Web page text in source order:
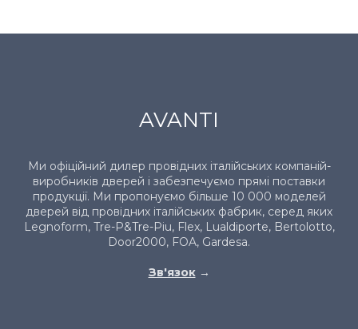
AVANTI
Ми офіційний дилер провідних італійських компаній-
виробників дверей і забезпечуємо прямі поставки
продукції. Ми пропонуємо більше 10 000 моделей
дверей від провідних італійських фабрик, серед яких
Legnoform, Tre-P&Tre-Piu, Flex, Lualdiporte, Bertolotto,
Door2000, FOA, Gardesa.
Зв'язок →